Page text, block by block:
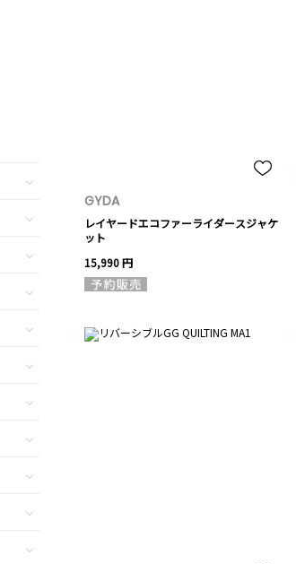
GYDA
レイヤードエコファーライダースジャケ
ット
15,990 円